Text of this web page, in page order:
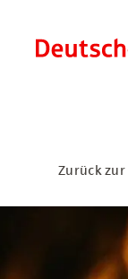
Zurück